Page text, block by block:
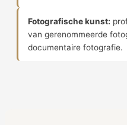
Fotografische kunst:
van gerenommeerde
documentaire fotografie.